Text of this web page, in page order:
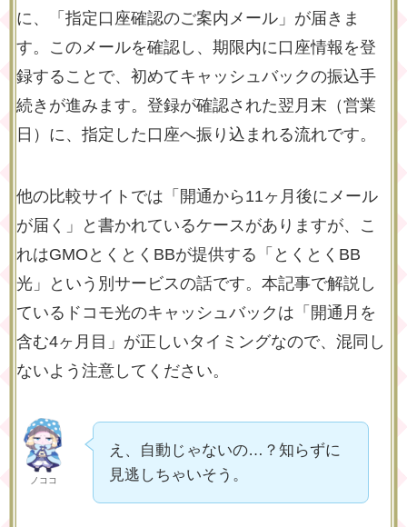
に、「指定口座確認のご案内メール」が届きま
す。このメールを確認し、期限内に口座情報を登
録することで、初めてキャッシュバックの振込手
続きが進みます。登録が確認された翌月末（営業
日）に、指定した口座へ振り込まれる流れです。
他の比較サイトでは「開通から11ヶ月後にメール
が届く」と書かれているケースがありますが、こ
れはGMOとくとくBBが提供する「とくとくBB
光」という別サービスの話です。本記事で解説し
ているドコモ光のキャッシュバックは「開通月を
含む4ヶ月目」が正しいタイミングなので、混同し
ないよう注意してください。
ノココ
え、自動じゃないの…？知らずに
見逃しちゃいそう。